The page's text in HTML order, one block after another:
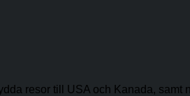
resor till USA och Kanada, samt